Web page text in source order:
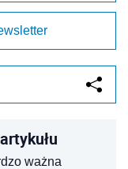
ważna